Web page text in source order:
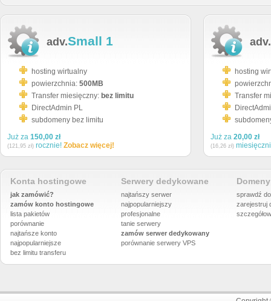
adv.Small 1
hosting wirtualny
powierzchnia: 500MB
Transfer miesięczny: bez limitu
DirectAdmin PL
subdomeny bez limitu
Już za 150,00 zł
(121,95 zł) rocznie! Zobacz więcej!
adv.
hosting
Transfer
Już za 20,00 zł
(16,26 zł)
Konta hostingowe
jak zamówić?
zamów konto hostingowe
lista pakietów
porównanie
najtańsze konto
najpopularniejsze
bez limitu transferu
Serwery dedykowane
najtańszy serwer
najpopularniejszy
profesjonalne
tanie serwery
zamów serwer dedykowany
porównanie serwery VPS
sprawdź
zarejestruj